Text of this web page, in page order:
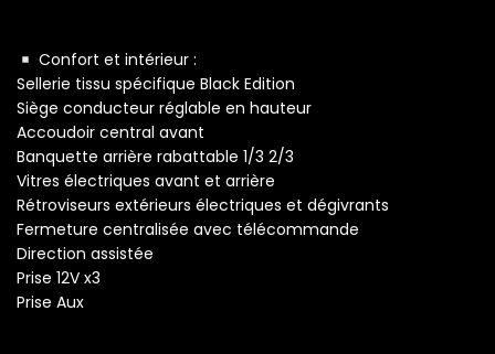
Confort et intérieur :
Sellerie tissu spécifique Black Edition
Siège conducteur réglable en hauteur
Accoudoir central avant
Banquette arrière rabattable 1/3 2/3
Vitres électriques avant et arrière
Rétroviseurs extérieurs électriques et dégivrants
Fermeture centralisée avec télécommande
Direction assistée
Prise 12V x3
Prise Aux